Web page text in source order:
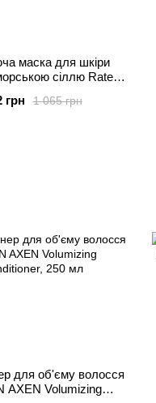
маска для шкіри
сіллю Rated
Purifying Scalp Scaler,
1 065 грн
грн
для об'єму волосся
AXEN Volumizing